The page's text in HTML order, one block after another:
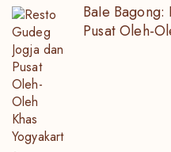
Bale Bagong:
Pusat Oleh-